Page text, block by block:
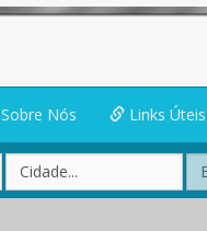
Sobre Nós Links Úteis